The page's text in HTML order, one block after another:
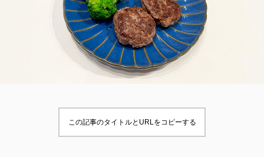
この記事のタイトルとURLをコピーする